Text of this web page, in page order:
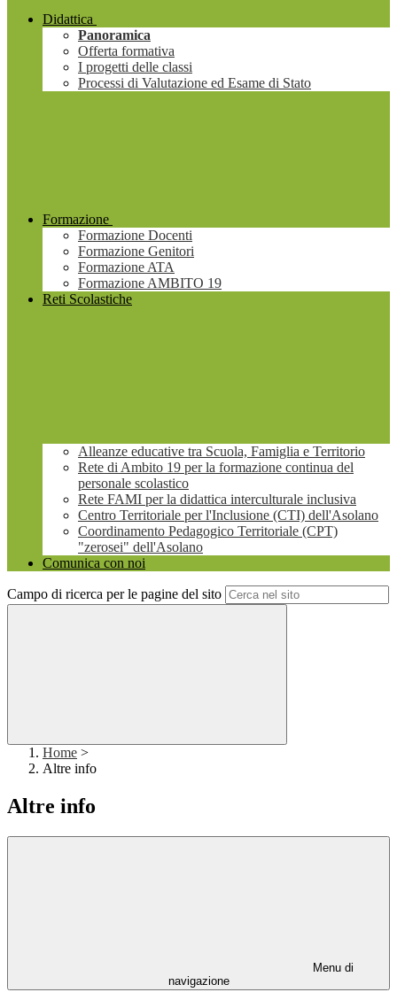
Didattica
Panoramica
Offerta formativa
I progetti delle classi
Processi di Valutazione ed Esame di Stato
Formazione
Formazione Docenti
Formazione Genitori
Formazione ATA
Formazione AMBITO 19
Reti Scolastiche
Alleanze educative tra Scuola, Famiglia e Territorio
Rete di Ambito 19 per la formazione continua del
personale scolastico
Rete FAMI per la didattica interculturale inclusiva
Centro Territoriale per l'Inclusione (CTI) dell'Asolano
Coordinamento Pedagogico Territoriale (CPT)
"zerosei" dell'Asolano
Comunica con noi
Campo di ricerca per le pagine del sito
Home >
Altre info
Altre info
Menu di
navigazione